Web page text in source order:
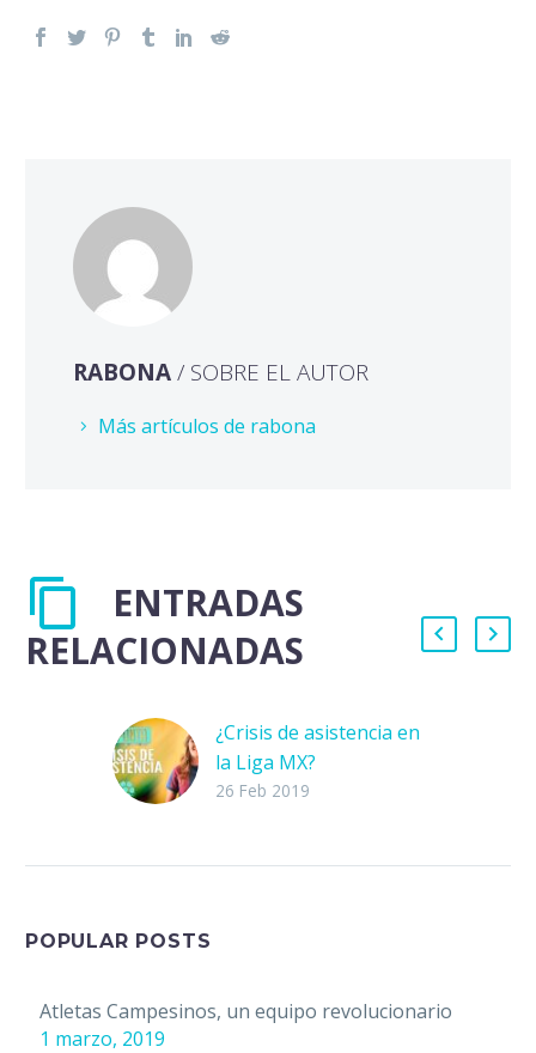
RABONA/ SOBRE EL AUTOR
Más artículos de rabona
ENTRADAS
RELACIONADAS
¿Crisis de asistencia en
la Liga MX?
Recientemente, el
Liga…
26 Feb 2019
POPULAR POSTS
Atletas Campesinos, un equipo revolucionario
1 marzo, 2019